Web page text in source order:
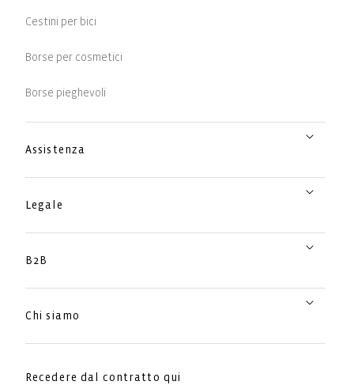
Cestini per bici
Borse per cosmetici
Borse pieghevoli
Assistenza
Legale
B2B
Chi siamo
Recedere dal contratto qui